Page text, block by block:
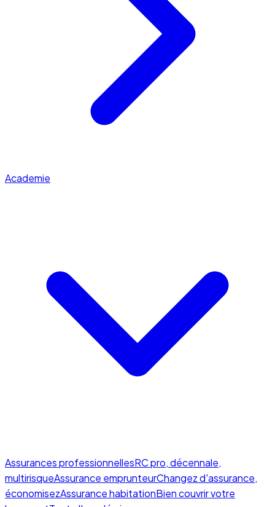
Academie
Assurances professionnellesRC pro, décennale,
multirisqueAssurance emprunteurChangez d'assurance,
économisezAssurance habitationBien couvrir votre